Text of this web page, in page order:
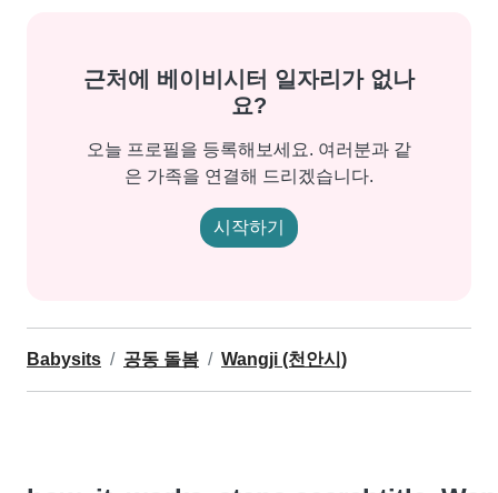
근처에 베이비시터 일자리가 없나
요?
오늘 프로필을 등록해보세요. 여러분과 같
은 가족을 연결해 드리겠습니다.
시작하기
Babysits 공동 돌봄 Wangji (천안시)